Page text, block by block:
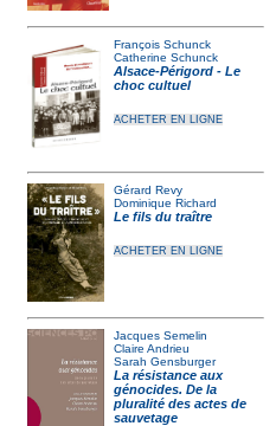
François Schunck
Catherine Schunck
Alsace-Périgord - Le
choc cultuel
ACHETER EN LIGNE
Gérard Revy
Dominique Richard
Le fils du traître
ACHETER EN LIGNE
Jacques Semelin
Claire Andrieu
Sarah Gensburger
La résistance aux
génocides. De la
pluralité des actes de
sauvetage